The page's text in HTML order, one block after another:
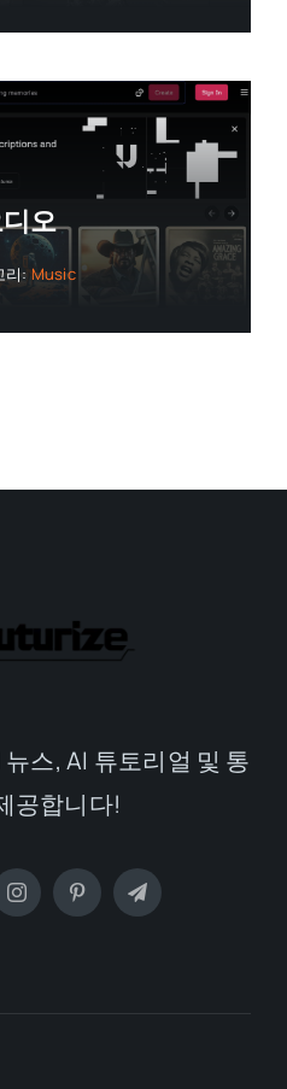
오
리: Music
스, AI 튜토리얼 및 통
공합니다!